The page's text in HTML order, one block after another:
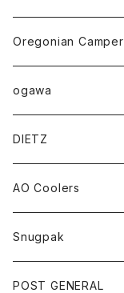
Oregonian Camper
ogawa
DIETZ
AO Coolers
Snugpak
POST GENERAL